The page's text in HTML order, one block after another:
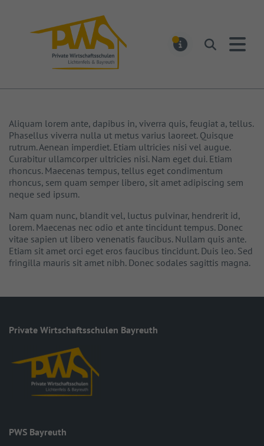
Suchen
Aliquam lorem ante, dapibus in, viverra quis, feugiat a, tellus.
Phasellus viverra nulla ut metus varius laoreet. Quisque
rutrum. Aenean imperdiet. Etiam ultricies nisi vel augue.
Curabitur ullamcorper ultricies nisi. Nam eget dui. Etiam
rhoncus. Maecenas tempus, tellus eget condimentum
rhoncus, sem quam semper libero, sit amet adipiscing sem
neque sed ipsum.
Nam quam nunc, blandit vel, luctus pulvinar, hendrerit id,
lorem. Maecenas nec odio et ante tincidunt tempus. Donec
vitae sapien ut libero venenatis faucibus. Nullam quis ante.
Etiam sit amet orci eget eros faucibus tincidunt. Duis leo. Sed
fringilla mauris sit amet nibh. Donec sodales sagittis magna.
Private Wirt­schafts­schulen Bayreuth
PWS Bayreuth